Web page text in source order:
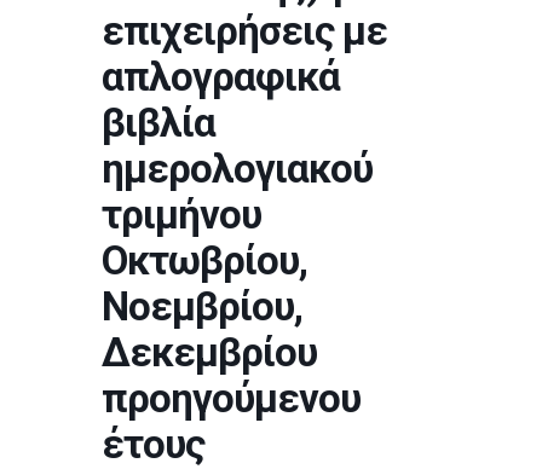
επιχειρήσεις με
απλογραφικά
βιβλία
ημερολογιακού
τριμήνου
Οκτωβρίου,
Νοεμβρίου,
Δεκεμβρίου
προηγούμενου
έτους